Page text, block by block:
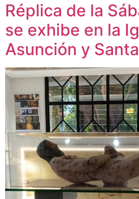
Réplica de la
se exhibe en la
Asunción y